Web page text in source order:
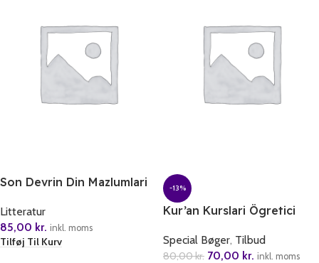
Son Devrin Din Mazlumlari
Litteratur
85,00 kr. inkl. moms
Tilføj Til Kurv
-13%
Kur’an Kurslari Ögretici
Special Bøger, Tilbud
80,00kr. 70,00 kr. inkl. moms